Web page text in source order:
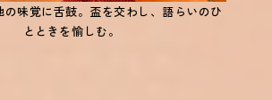
の味覚に舌鼓。盃を交わし、語らいのひ
とときを愉しむ。